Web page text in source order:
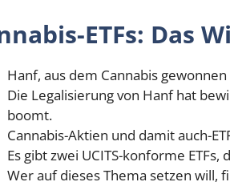
ETFs: Das
Hanf, aus dem Cannabis
Die Legalisierung von Hanf hat
boomt.
Cannabis-Aktien und damit auch-
Es gibt zwei UCITS-konforme
Wer auf dieses Thema setzen will,